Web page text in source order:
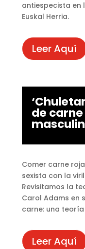
antiespecista en
Euskal Herria.
Leer Aquí
de
Comer carne
sexista con la
Revisitamos la
Carol Adams en
carne: una
Leer Aquí